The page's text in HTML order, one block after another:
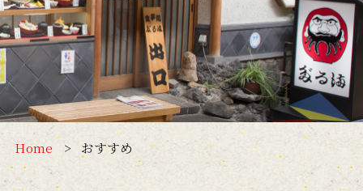
Home おすすめ